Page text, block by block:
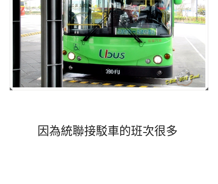
因為統聯接駁車的班次很多